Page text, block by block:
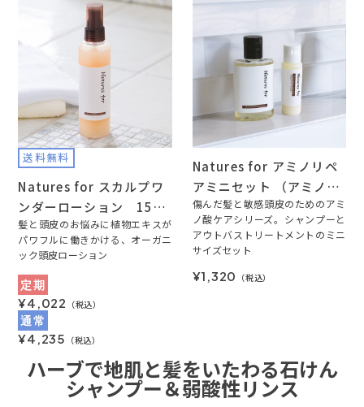
送料無料
Natures for スカルプワ
ンダーローション 150
mL
髪と頭皮のお悩みに植物エキスが
パワフルに働きかける、オーガニ
ック頭皮ローション
定期
¥4,022 （税込）
通常
¥4,235 （税込）
Natures for アミノリペ
アミニセット （アミノリ
ペアシャンプー30ｍL 1
本、アミノリペアヘアミ
ルク15ｍL 1本）
傷んだ髪と敏感頭皮のためのアミ
ノ酸ケアシリーズ。シャンプーと
アウトバストリートメントのミニ
サイズセット
¥1,320 （税込）
ハーブで地肌と髪をいたわる石けん
シャンプー＆弱酸性リンス